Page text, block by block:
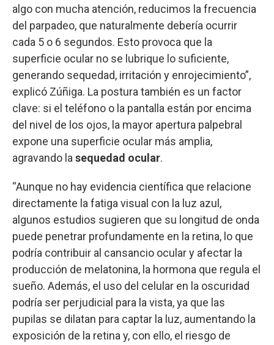
algo con mucha atención, reducimos la frecuencia
del parpadeo, que naturalmente debería ocurrir
cada 5 o 6 segundos. Esto provoca que la
superficie ocular no se lubrique lo suficiente,
generando sequedad, irritación y enrojecimiento”,
explicó Zúñiga. La postura también es un factor
clave: si el teléfono o la pantalla están por encima
del nivel de los ojos, la mayor apertura palpebral
expone una superficie ocular más amplia,
agravando la sequedad ocular.
“Aunque no hay evidencia científica que relacione
directamente la fatiga visual con la luz azul,
algunos estudios sugieren que su longitud de onda
puede penetrar profundamente en la retina, lo que
podría contribuir al cansancio ocular y afectar la
producción de melatonina, la hormona que regula el
sueño. Además, el uso del celular en la oscuridad
podría ser perjudicial para la vista, ya que las
pupilas se dilatan para captar la luz, aumentando la
exposición de la retina y, con ello, el riesgo de